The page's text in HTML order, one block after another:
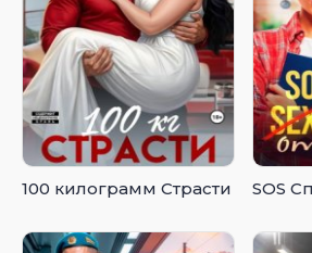
100 килограмм Страсти SOS